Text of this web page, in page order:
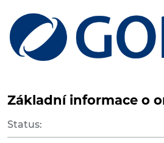
Základní informace o
Status: